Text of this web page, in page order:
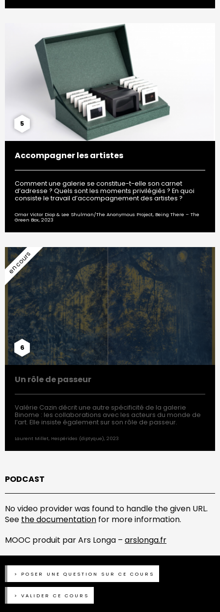
5
Accompagner les artistes
Comment une galerie se constitue-t-elle son carnet
d’adresse ? Quels sont les moments privilégiés ? En quoi
consiste le travail d’accompagnement des artistes ?
Omar Victor Diop & Lee Shulman/The Anonymous Project, Being There – The
Green Box, 2023
6
Un rôle de passeur
Valérie Cazin décrit une autre spécificité de la galerie
Binome : les collaborations avec les acteurs du monde de
l’art. Elle insiste également sur son rôle de passeur.
Laurent Millet, Hespérides (diptyque), 2023
PODCAST
No video provider was found to handle the given URL.
See the documentation for more information.
MOOC produit par Ars Longa – arslonga.fr
POSER UNE QUESTION SUR CE COURS
VALIDER CE COURS